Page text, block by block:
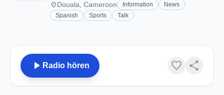
placeDouala, Cameroon Information
News
Spanish
Sports Talk
play_arrow Radio hören favorite share